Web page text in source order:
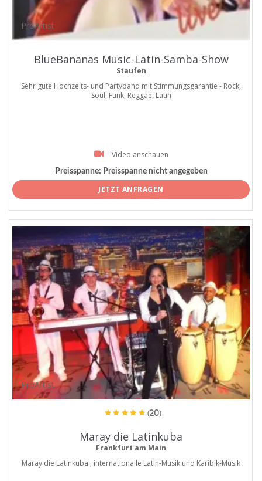
ProArtist
BlueBananas Music-Latin-Samba-Show
Staufen
Sehr gute Hochzeits- und Partyband mit Stimmungsgarantie - Rock,
Soul, Funk, Reggae, Latin
Video anschauen
Preisspanne: Preisspanne nicht angegeben
JETZT ANFRAGEN
ProArtist
(20)
Maray die Latinkuba
Frankfurt am Main
Maray die Latinkuba , internationalle Latin-Musik und Karibik-Musik